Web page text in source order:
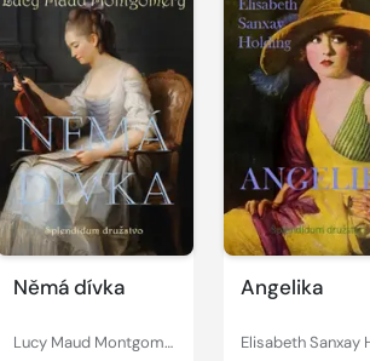
Němá dívka
Lucy Maud Montgomery
Angelika